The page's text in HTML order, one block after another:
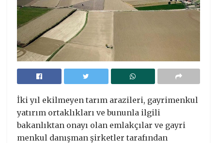
İki yıl ekilmeyen tarım arazileri, gayrimenkul
yatırım ortaklıkları ve bununla ilgili
bakanlıktan onayı olan emlakçılar ve gayri
menkul danışman şirketler tarafından